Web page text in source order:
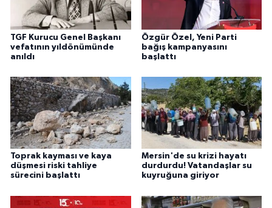
TGF Kurucu Genel Başkanı
vefatının yıldönümünde
anıldı
Özgür Özel, Yeni Parti
bağış kampanyasını
başlattı
Toprak kayması ve kaya
düşmesi riski tahliye
sürecini başlattı
Mersin'de su krizi hayatı
durdurdu! Vatandaşlar su
kuyruğuna giriyor